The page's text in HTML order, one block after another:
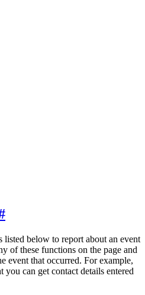
listed below to report about an event
of these functions on the page and
event that occurred. For example,
can get contact details entered